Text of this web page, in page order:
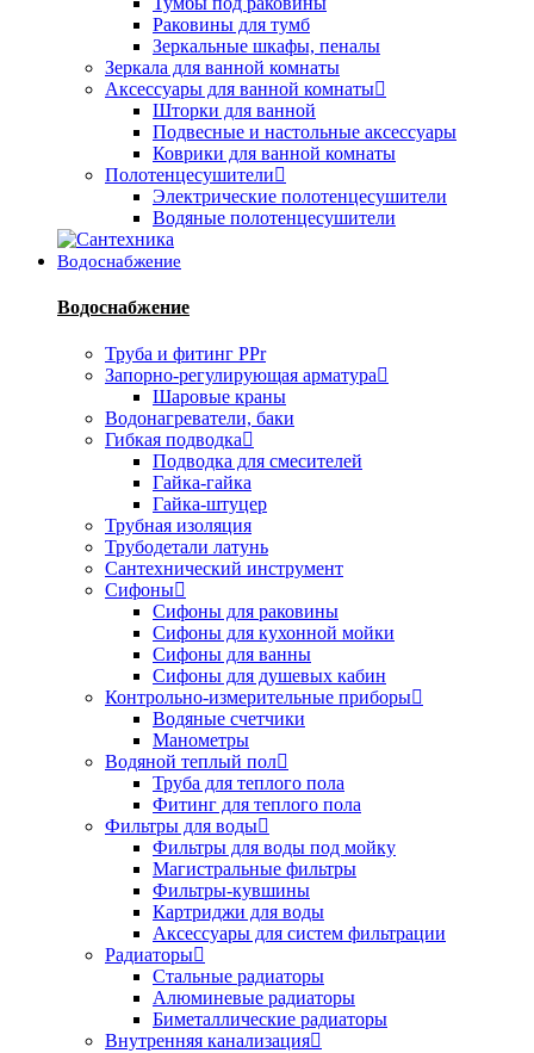
Раковины для тумб
Зеркальные шкафы, пеналы
Зеркала для ванной комнаты
Аксессуары для ванной комнаты
Шторки для ванной
Подвесные и настольные аксессуары
Коврики для ванной комнаты
Полотенцесушители
Электрические полотенцесушители
Водяные полотенцесушители
Водоснабжение
Водоснабжение
Труба и фитинг PPr
Запорно-регулирующая арматура
Шаровые краны
Водонагреватели, баки
Гибкая подводка
Подводка для смесителей
Гайка-гайка
Гайка-штуцер
Трубная изоляция
Трубодетали латунь
Сантехнический инструмент
Сифоны
Сифоны для раковины
Сифоны для кухонной мойки
Сифоны для ванны
Сифоны для душевых кабин
Контрольно-измерительные приборы
Водяные счетчики
Манометры
Водяной теплый пол
Труба для теплого пола
Фитинг для теплого пола
Фильтры для воды
Фильтры для воды под мойку
Магистральные фильтры
Фильтры-кувшины
Картриджи для воды
Аксессуары для систем фильтрации
Радиаторы
Стальные радиаторы
Алюминевые радиаторы
Биметаллические радиаторы
Внутренняя канализация